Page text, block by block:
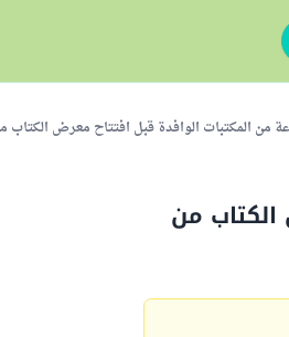
من المكتبات الوافدة قبل افتتاح معرض الكتاب
من